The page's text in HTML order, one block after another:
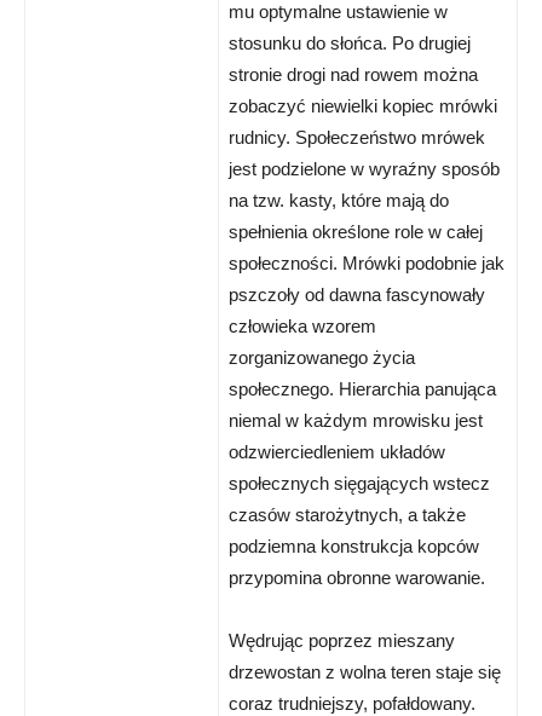
mu optymalne ustawienie w
stosunku do słońca. Po drugiej
stronie drogi nad rowem można
zobaczyć niewielki kopiec mrówki
rudnicy. Społeczeństwo mrówek
jest podzielone w wyraźny sposób
na tzw. kasty, które mają do
spełnienia określone role w całej
społeczności. Mrówki podobnie jak
pszczoły od dawna fascynowały
człowieka wzorem
zorganizowanego życia
społecznego. Hierarchia panująca
niemal w każdym mrowisku jest
odzwierciedleniem układów
społecznych sięgających wstecz
czasów starożytnych, a także
podziemna konstrukcja kopców
przypomina obronne warowanie.
Wędrując poprzez mieszany
drzewostan z wolna teren staje się
coraz trudniejszy, pofałdowany.